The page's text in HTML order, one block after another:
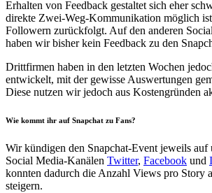
Erhalten von Feedback gestaltet sich eher
direkte Zwei-Weg-Kommunikation möglich
Followern zurückfolgt. Auf den anderen
haben wir bisher kein Feedback zu den
Drittfirmen haben in den letzten Wochen
entwickelt, mit der gewisse Auswertungen
Diese nutzen wir jedoch aus Kostengründen
Wie kommt ihr auf Snapchat zu Fans?
Wir kündigen den Snapchat-Event jeweils auf
Social Media-Kanälen Twitter, Facebook und
konnten dadurch die Anzahl Views pro Story
steigern.